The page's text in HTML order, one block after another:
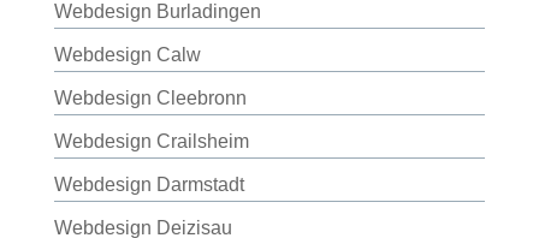
Webdesign Burladingen
Webdesign Calw
Webdesign Cleebronn
Webdesign Crailsheim
Webdesign Darmstadt
Webdesign Deizisau